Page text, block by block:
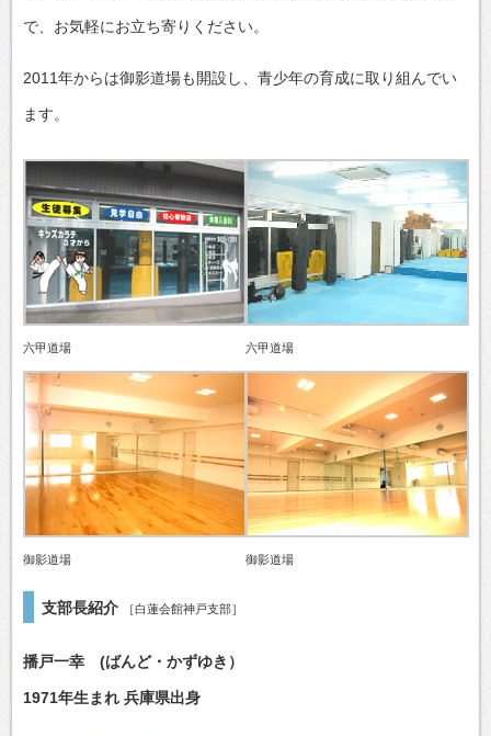
で、お気軽にお立ち寄りください。
2011年からは御影道場も開設し、青少年の育成に取り組んでい
ます。
六甲道場 六甲道場
御影道場 御影道場
支部長紹介 ［白蓮会館神戸支部］
播戸一幸 (ばんど・かずゆき）
1971年生まれ 兵庫県出身